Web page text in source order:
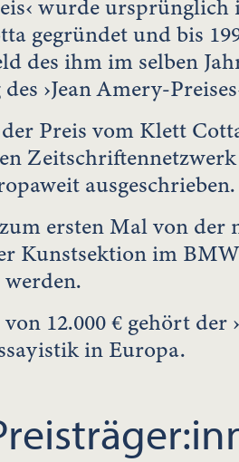
wurde
gegründet und bis
des ihm im selben
›Jean Amery-
Preis vom Klett
ausgeschrieben.
ersten Mal von der
Kunstsektion im
12.000 € gehört
in Europa.